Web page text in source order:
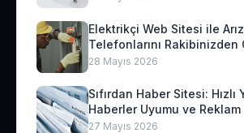
Elektrikçi Web Sitesi ile
Telefonlarını Rakibinizden
28 Mayıs 2026
Sıfırdan Haber Sitesi: Hızlı
Haberler Uyumu ve Reklam
27 Mayıs 2026